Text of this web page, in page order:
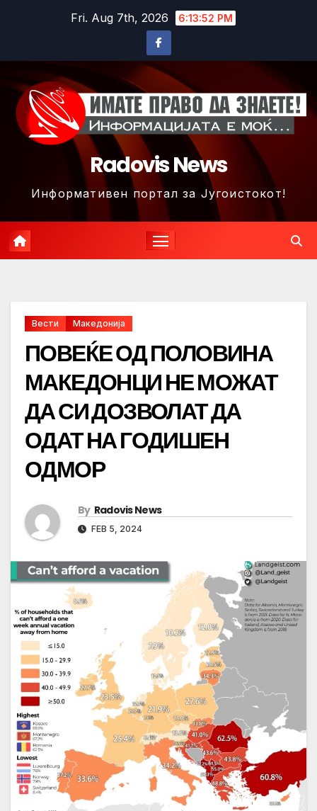
Fri. Aug 7th, 2026 6:13:55 PM
Radovis News
Информативен портал за Југоистокот!
Вести Македонија
ПОВЕЌЕ ОД ПОЛОВИНА
МАКЕДОНЦИ НЕ МОЖАТ
ДА СИ ДОЗВОЛАТ ДА
ОДАТ НА ГОДИШЕН
ОДМОР
By Radovis News
FEB 5, 2024